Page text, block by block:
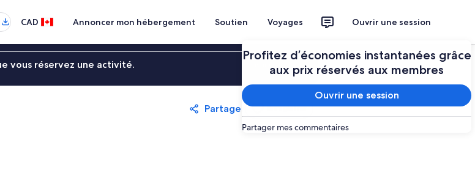
CAD Annoncer mon hébergement Soutien Voyages Ouvrir une session
Profitez d’économies instantanées grâce
aux prix réservés aux membres
Ouvrir une session
Partager mes commentaires
vous réservez une activité. Ouvrir une session
Partager Enregistrer